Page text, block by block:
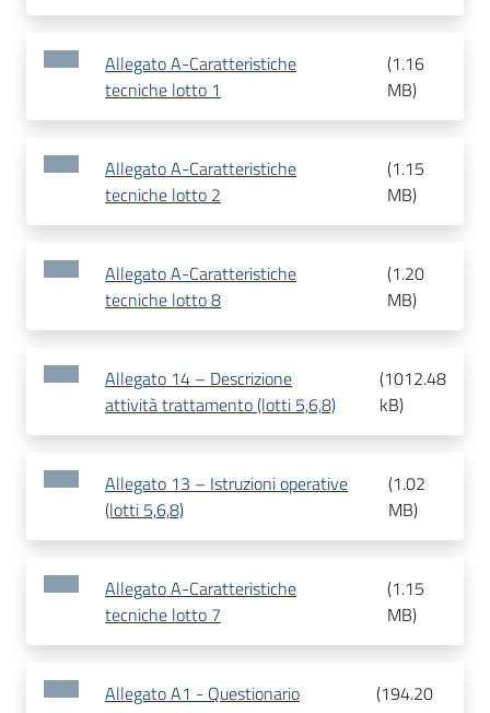
Allegato A-Caratteristiche
tecniche lotto 1
(1.16
MB)
Allegato A-Caratteristiche
tecniche lotto 2
(1.15
MB)
Allegato A-Caratteristiche
tecniche lotto 8
(1.20
MB)
Allegato 14 – Descrizione
attività trattamento (lotti 5,6,8)
(1012.48
kB)
Allegato 13 – Istruzioni operative
(lotti 5,6,8)
(1.02
MB)
Allegato A-Caratteristiche
tecniche lotto 7
(1.15
MB)
Allegato A1 - Questionario
(194.20